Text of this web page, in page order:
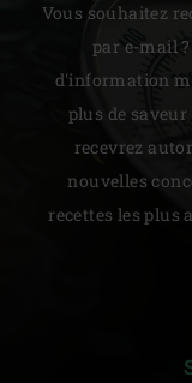
Vous souhaitez
par e-mail
d'information
plus de saveur
recevrez
nouvelles
recettes les plus